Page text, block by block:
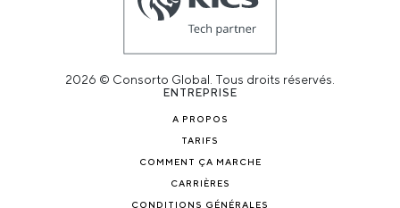
2026 © Consorto Global. Tous droits réservés.
ENTREPRISE
A PROPOS
TARIFS
COMMENT ÇA MARCHE
CARRIÈRES
CONDITIONS GÉNÉRALES